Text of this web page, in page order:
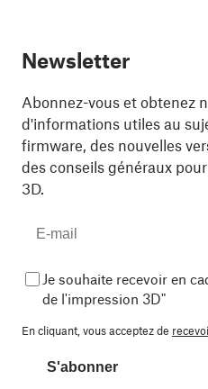
Newsletter
Abonnez-vous et obtenez
d'informations utiles au
firmware, des nouvelles
des conseils généraux
3D.
Je souhaite recevoir en
de l'impression 3D"
En cliquant, vous acceptez de
S'abonner